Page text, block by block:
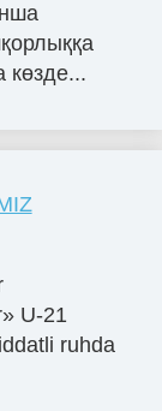
көзде...
U-21
ruhda